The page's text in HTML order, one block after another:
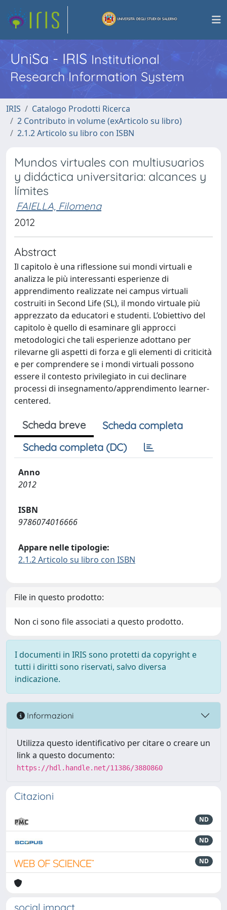
UniSa - IRISInstitutional
Research Information System
IRIS
Catalogo Prodotti Ricerca
2 Contributo in volume (exArticolo su libro)
2.1.2 Articolo su libro con ISBN
Mundos virtuales con multiusuarios
y didáctica universitaria: alcances y
límites
FAIELLA, Filomena
2012
Abstract
Il capitolo è una riflessione sui mondi virtuali e
analizza le più interessanti esperienze di
apprendimento realizzate nei campus virtuali
costruiti in Second Life (SL), il mondo virtuale più
apprezzato da educatori e studenti. L’obiettivo del
capitolo è quello di esaminare gli approcci
metodologici che tali esperienze adottano per
rilevarne gli aspetti di forza e gli elementi di criticità
e per comprendere se i mondi virtuali possono
essere il contesto privilegiato in cui declinare
processi di insegnamento/apprendimento learner-
centered.
Scheda breve
Scheda completa
Scheda completa (DC)
Anno
2012
ISBN
9786074016666
Appare nelle tipologie:
2.1.2 Articolo su libro con ISBN
File in questo prodotto:
Non ci sono file associati a questo prodotto.
I documenti in IRIS sono protetti da copyright e
tutti i diritti sono riservati, salvo diversa
indicazione.
Informazioni
Utilizza questo identificativo per citare o creare un
link a questo documento:
https://hdl.handle.net/11386/3880860
Citazioni
ND
ND
ND
social impact